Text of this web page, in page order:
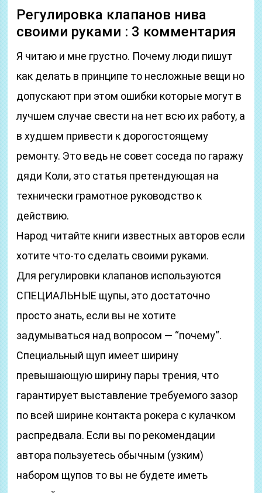
Регулировка клапанов нива
своими руками : 3 комментария
Я читаю и мне грустно. Почему люди пишут
как делать в принципе то несложные вещи но
допускают при этом ошибки которые могут в
лучшем случае свести на нет всю их работу, а
в худшем привести к дорогостоящему
ремонту. Это ведь не совет соседа по гаражу
дяди Коли, это статья претендующая на
технически грамотное руководство к
действию.
Народ читайте книги известных авторов если
хотите что-то сделать своими руками.
Для регулировки клапанов используются
СПЕЦИАЛЬНЫЕ щупы, это достаточно
просто знать, если вы не хотите
задумываться над вопросом — “почему“.
Специальный щуп имеет ширину
превышающую ширину пары трения, что
гарантирует выставление требуемого зазор
по всей ширине контакта рокера с кулачком
распредвала. Если вы по рекомендации
автора пользуетесь обычным (узким)
набором щупов то вы не будете иметь